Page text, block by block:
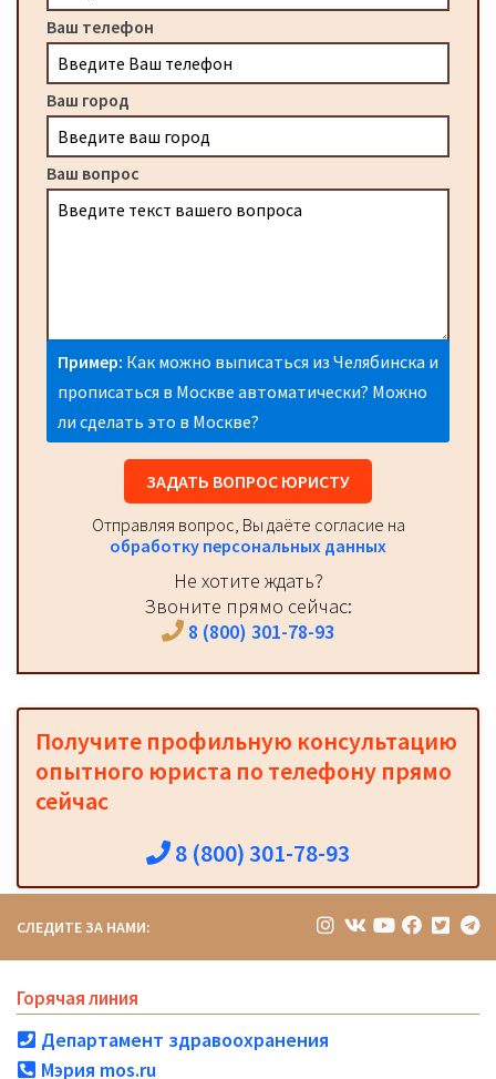
Ваш телефон
Ваш город
Ваш вопрос
Пример: Как можно выписаться из Челябинска и
прописаться в Москве автоматически? Можно
ли сделать это в Москве?
ЗАДАТЬ ВОПРОС ЮРИСТУ
Отправляя вопрос, Вы даёте согласие на
обработку персональных данных
Не хотите ждать?
Звоните прямо сейчас:
8 (800) 301-78-93
Получите профильную консультацию
опытного юриста по телефону прямо
сейчас
8 (800) 301-78-93
СЛЕДИТЕ ЗА НАМИ:
Горячая линия
Департамент здравоохранения
Мэрия mos.ru